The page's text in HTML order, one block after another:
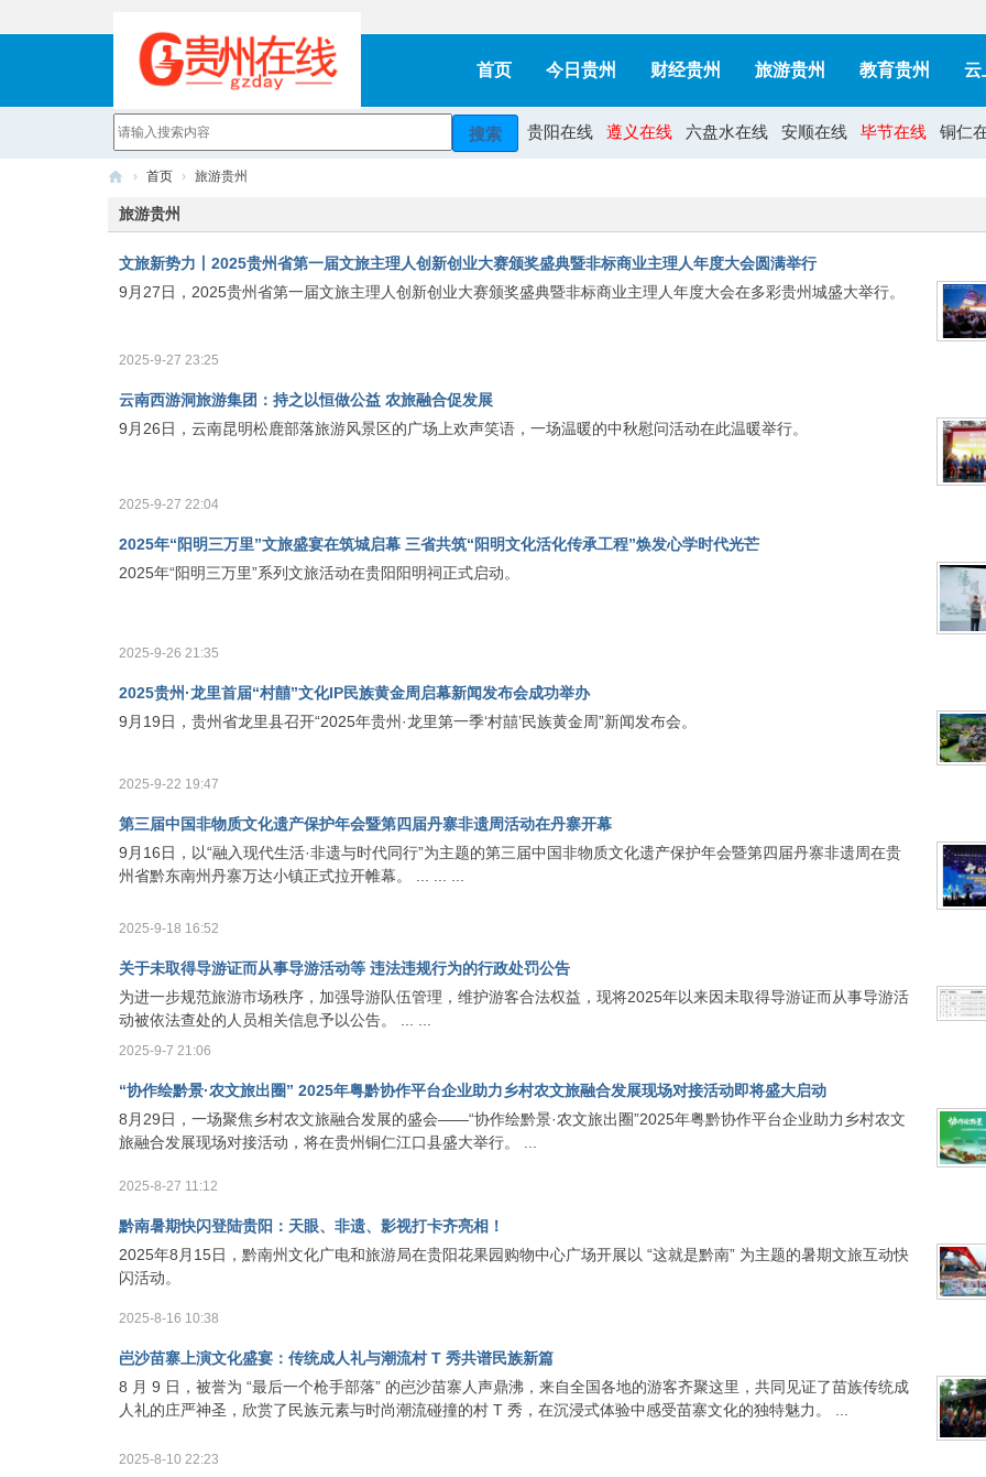
首页 今日贵州 财经贵州 旅游贵州 教育贵州 云
搜索 贵阳在线 遵义在线 六盘水在线 安顺在线 毕节在线 铜仁
贵
在
› 首页 › 旅游贵州
旅游贵州
文旅新势力丨2025贵州省第一届文旅主理人创新创业大赛颁奖盛典暨非标商业主理人年度大会圆满举行
9月27日，2025贵州省第一届文旅主理人创新创业大赛颁奖盛典暨非标商业主理人年度大会在多彩贵州城盛大举行。
2025-9-27 23:25
云南西游洞旅游集团：持之以恒做公益 农旅融合促发展
9月26日，云南昆明松鹿部落旅游风景区的广场上欢声笑语，一场温暖的中秋慰问活动在此温暖举行。
2025-9-27 22:04
2025年“阳明三万里”文旅盛宴在筑城启幕 三省共筑“阳明文化活化传承工程”焕发心学时代光芒
2025年“阳明三万里”系列文旅活动在贵阳阳明祠正式启动。
2025-9-26 21:35
2025贵州·龙里首届“村囍”文化IP民族黄金周启幕新闻发布会成功举办
9月19日，贵州省龙里县召开“2025年贵州·龙里第一季‘村囍’民族黄金周”新闻发布会。
2025-9-22 19:47
第三届中国非物质文化遗产保护年会暨第四届丹寨非遗周活动在丹寨开幕
9月16日，以“融入现代生活·非遗与时代同行”为主题的第三届中国非物质文化遗产保护年会暨第四届丹寨非遗周在贵
州省黔东南州丹寨万达小镇正式拉开帷幕。 ... ... ...
2025-9-18 16:52
关于未取得导游证而从事导游活动等 违法违规行为的行政处罚公告
为进一步规范旅游市场秩序，加强导游队伍管理，维护游客合法权益，现将2025年以来因未取得导游证而从事导游活
动被依法查处的人员相关信息予以公告。 ... ...
2025-9-7 21:06
“协作绘黔景·农文旅出圈” 2025年粤黔协作平台企业助力乡村农文旅融合发展现场对接活动即将盛大启动
8月29日，一场聚焦乡村农文旅融合发展的盛会——“协作绘黔景·农文旅出圈”2025年粤黔协作平台企业助力乡村农文
旅融合发展现场对接活动，将在贵州铜仁江口县盛大举行。 ...
2025-8-27 11:12
黔南暑期快闪登陆贵阳：天眼、非遗、影视打卡齐亮相！
2025年8月15日，黔南州文化广电和旅游局在贵阳花果园购物中心广场开展以 “这就是黔南” 为主题的暑期文旅互动快
闪活动。
2025-8-16 10:38
岜沙苗寨上演文化盛宴：传统成人礼与潮流村 T 秀共谱民族新篇
8 月 9 日，被誉为 “最后一个枪手部落” 的岜沙苗寨人声鼎沸，来自全国各地的游客齐聚这里，共同见证了苗族传统成
人礼的庄严神圣，欣赏了民族元素与时尚潮流碰撞的村 T 秀，在沉浸式体验中感受苗寨文化的独特魅力。 ...
2025-8-10 22:23